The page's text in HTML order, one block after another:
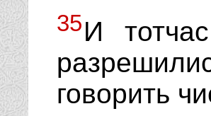
35И
говорить